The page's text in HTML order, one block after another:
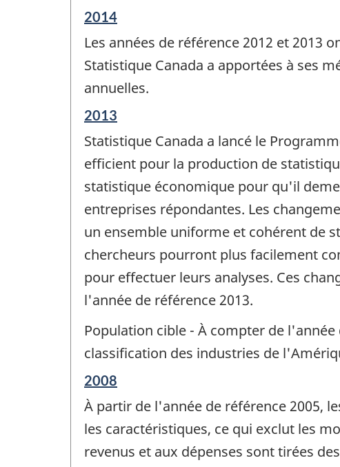
-
Période
référence
de
changement
-
2014
Les années de référence 2012 et
Statistique Canada a apportées à ses
annuelles.
Période
référence
de
changement
-
2013
Statistique Canada a lancé le
efficient pour la production de
statistique économique pour qu'il
entreprises répondantes. Les
un ensemble uniforme et cohérent de
chercheurs pourront plus facilement
pour effectuer leurs analyses. Ces
l'année de référence 2013.
Population cible - À compter de
classification des industries de
Période
de
référence
de
-
2008
À partir de l'année de référence 2005,
les caractéristiques, ce qui exclut les
revenus et aux dépenses sont tirées